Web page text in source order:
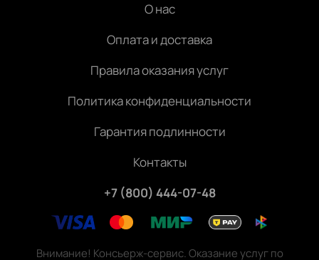
О нас
Оплата и доставка
Правила оказания услуг
Политика конфиденциальности
Гарантия подлинности
Контакты
+7 (800) 444-07-48
Внимание! Консьерж-сервис. Оказание услуг по